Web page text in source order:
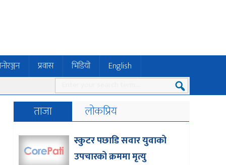
प्रवास भिडियो English
ताजा लोकप्रिय
स्कुटर पछाडि सवार युवाको
उपचारको क्रममा मृत्यु